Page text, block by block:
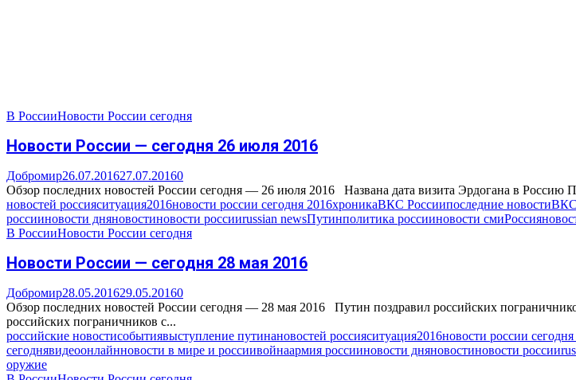
В РоссииНовости России сегодня
Новости России — сегодня 26 июля 2016
Добромир26.07.201627.07.20160
Обзор последних новостей России сегодня — 26 июля 2016 Названа дата визита Эрдогана в Россию
новостей россияситуация2016новости россии сегодня 2016хроникаВКС Россиипоследние новости
россииновости дняновостиновости россииrussian newsПутинполитика россииновости смиРоссия
В РоссииНовости России сегодня
Новости России — сегодня 28 мая 2016
Добромир28.05.201629.05.20160
Обзор последних новостей России сегодня — 28 мая 2016 Путин поздравил российских
российских пограничников с...
российские новостисобытиявыступление путинановостей россияситуация2016новости россии
сегоднявидеоонлайнновости в мире и россиивойнаармия россииновости дняновостиновости россии
оружие